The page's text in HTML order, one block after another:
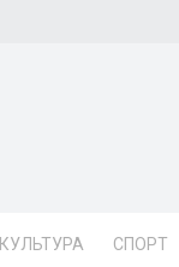
КУЛЬТУРА СПОРТ